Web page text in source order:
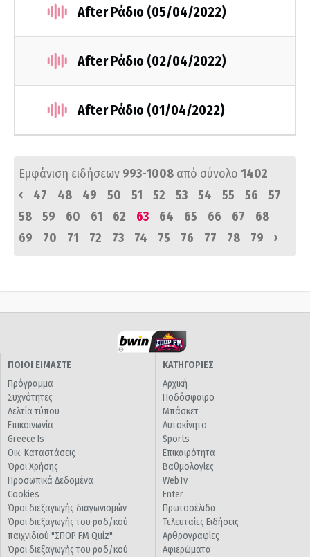
After Ράδιο (05/04/2022)
After Ράδιο (02/04/2022)
After Ράδιο (01/04/2022)
Εμφάνιση ειδήσεων 993-1008 από σύνολο 1402
‹
47 48 49 50 51 52 53 54 55 56
57
58
59 60 61 62 63 64 65 66 67
68
69
70 71 72 73 74 75 76 77 78 79 ›
ΠΟΙΟΙ ΕΙΜΑΣΤΕ
Πρόγραμμα
Συχνότητες
Δελτία τύπου
Επικοινωνία
Greece Is
Οικ. Καταστάσεις
Όροι Χρήσης
Προσωπικά Δεδομένα
Cookies
Όροι διεξαγωγής διαγωνισμών
Όροι διεξαγωγής του ραδ/κού
παιχνιδιού "ΣΠΟΡ FM Quiz"
Όροι διεξαγωγής του ραδ/κού
ΚΑΤΗΓΟΡΙΕΣ
Αρχική
Ποδόσφαιρο
Μπάσκετ
Αυτοκίνητο
Sports
Επικαιρότητα
Βαθμολογίες
WebTv
Enter
Πρωτοσέλιδα
Τελευταίες Ειδήσεις
Αρθρογραφίες
Αφιερώματα